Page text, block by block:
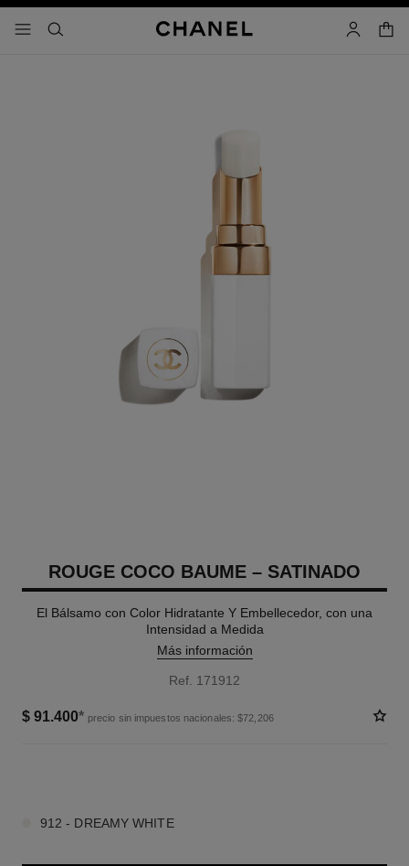
- navegación principal
buscar cuenta
ROUGE COCO BAUME – SATINADO
El Bálsamo con Color Hidratante Y Embellecedor, con una
Intensidad a Medida
Más información
Ref. 171912
$ 91.400* precio sin impuestos nacionales: $72,206
912 - DREAMY WHITE